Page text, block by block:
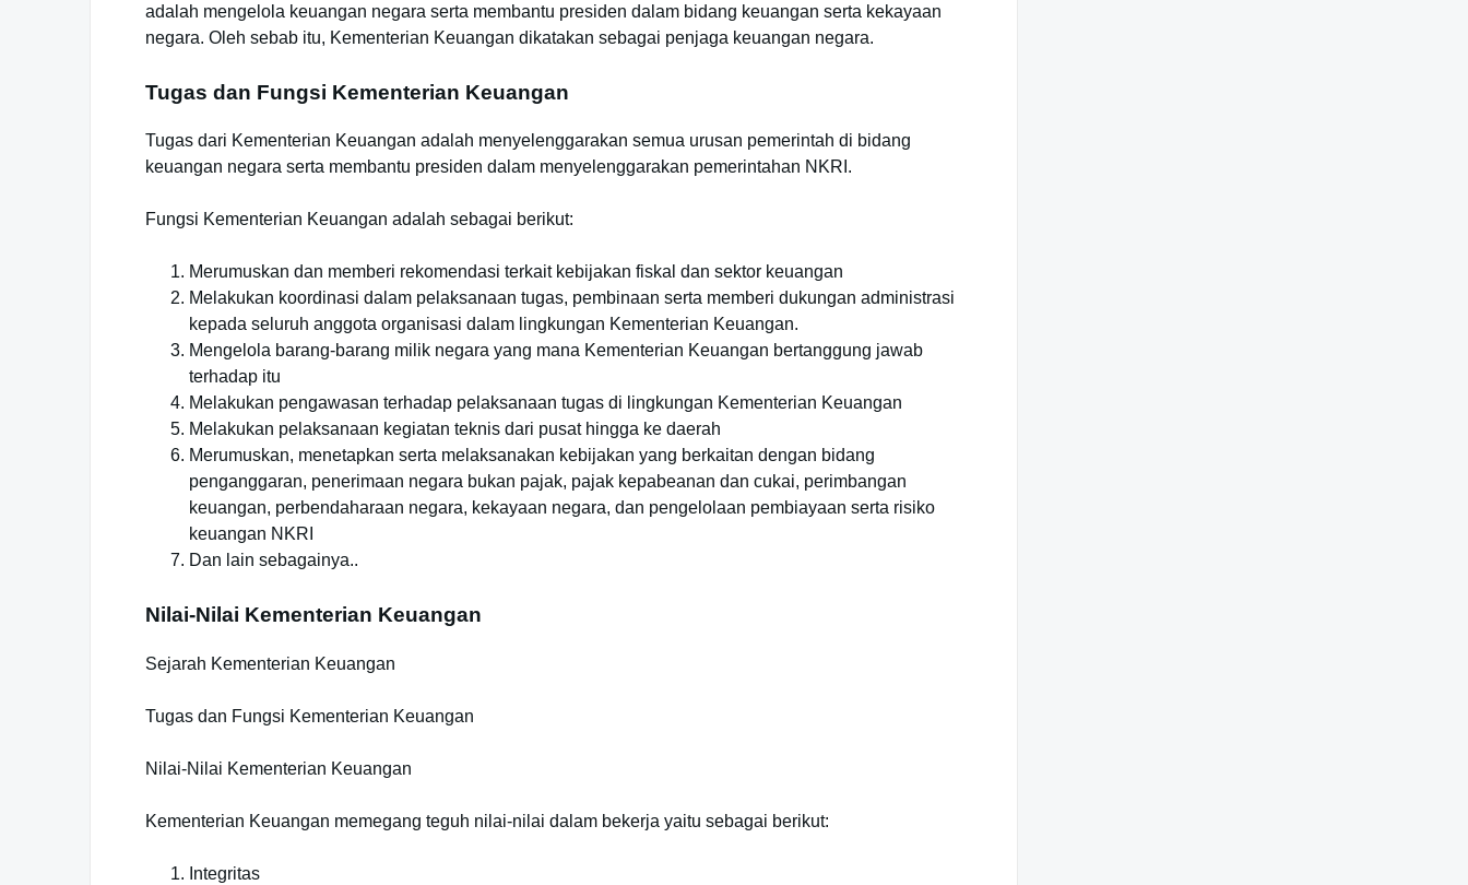
adalah mengelola keuangan negara serta membantu presiden dalam bidang keuangan serta kekayaan
negara. Oleh sebab itu, Kementerian Keuangan dikatakan sebagai penjaga keuangan negara.
Tugas dan Fungsi Kementerian Keuangan
Tugas dari Kementerian Keuangan adalah menyelenggarakan semua urusan pemerintah di bidang
keuangan negara serta membantu presiden dalam menyelenggarakan pemerintahan NKRI.
Fungsi Kementerian Keuangan adalah sebagai berikut:
Merumuskan dan memberi rekomendasi terkait kebijakan fiskal dan sektor keuangan
Melakukan koordinasi dalam pelaksanaan tugas, pembinaan serta memberi dukungan administrasi
kepada seluruh anggota organisasi dalam lingkungan Kementerian Keuangan.
Mengelola barang-barang milik negara yang mana Kementerian Keuangan bertanggung jawab
terhadap itu
Melakukan pengawasan terhadap pelaksanaan tugas di lingkungan Kementerian Keuangan
Melakukan pelaksanaan kegiatan teknis dari pusat hingga ke daerah
Merumuskan, menetapkan serta melaksanakan kebijakan yang berkaitan dengan bidang
penganggaran, penerimaan negara bukan pajak, pajak kepabeanan dan cukai, perimbangan
keuangan, perbendaharaan negara, kekayaan negara, dan pengelolaan pembiayaan serta risiko
keuangan NKRI
Dan lain sebagainya..
Nilai-Nilai Kementerian Keuangan
Sejarah Kementerian Keuangan
Tugas dan Fungsi Kementerian Keuangan
Nilai-Nilai Kementerian Keuangan
Kementerian Keuangan memegang teguh nilai-nilai dalam bekerja yaitu sebagai berikut:
Integritas